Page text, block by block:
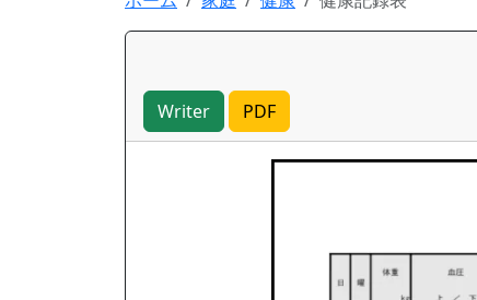
Writer PDF